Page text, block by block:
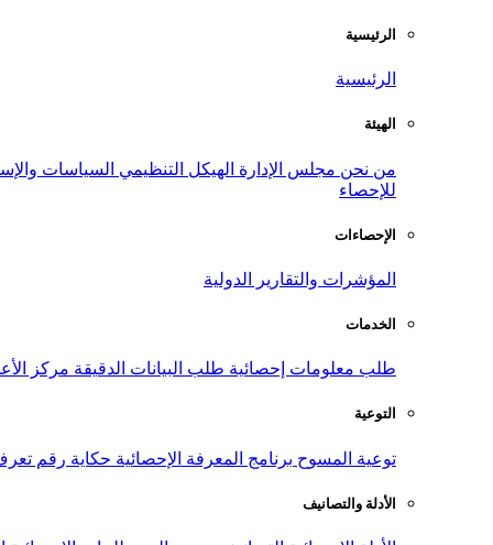
الرئيسية
الرئيسية
الهيئة
من نحن مجلس الإدارة الهيكل التنظيمي السياسات
للإحصاء
الإحصاءات
المؤشرات والتقارير الدولية
الخدمات
طلب معلومات إحصائية طلب البيانات الدقيقة مركز
التوعية
توعية المسوح برنامج المعرفة الإحصائية حكاية رقم
الأدلة والتصانيف